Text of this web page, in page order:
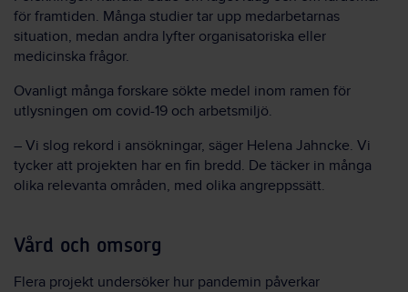
för framtiden. Många studier tar upp medarbetarnas
situation, medan andra lyfter organisatoriska eller
medicinska frågor.
Ovanligt många forskare sökte medel inom ramen för
utlysningen om covid-19 och arbetsmiljö.
– Vi slog rekord i ansökningar, säger Helena Jahncke. Vi
tycker att projekten har en fin bredd. De täcker in många
olika relevanta områden, med olika angreppssätt.
Vård och omsorg
Flera projekt undersöker hur pandemin påverkar